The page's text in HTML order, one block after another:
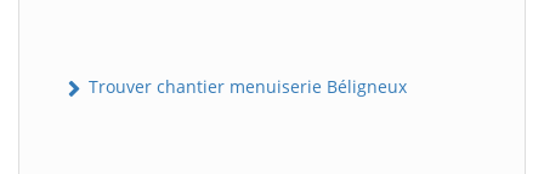
Trouver chantier menuiserie Béligneux